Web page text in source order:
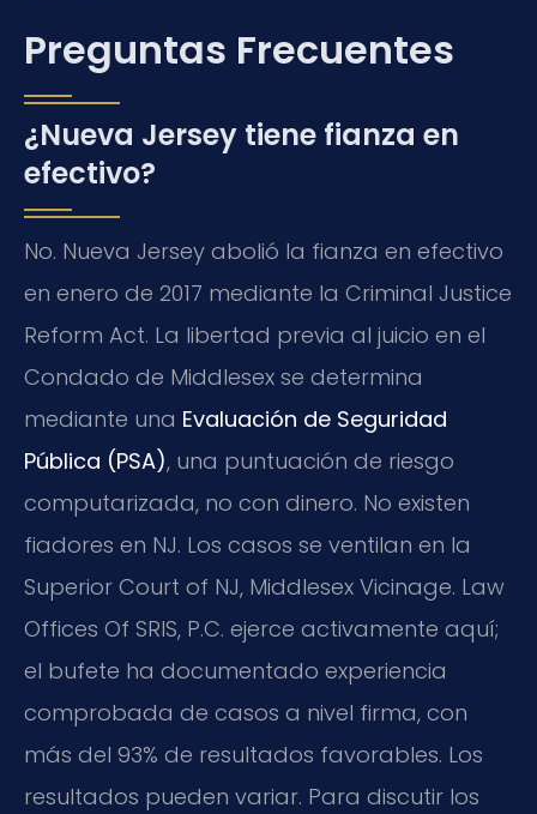
Preguntas Frecuentes
¿Nueva Jersey tiene fianza en
efectivo?
No. Nueva Jersey abolió la fianza en efectivo
en enero de 2017 mediante la Criminal Justice
Reform Act. La libertad previa al juicio en el
Condado de Middlesex se determina
mediante una Evaluación de Seguridad
Pública (PSA), una puntuación de riesgo
computarizada, no con dinero. No existen
fiadores en NJ. Los casos se ventilan en la
Superior Court of NJ, Middlesex Vicinage. Law
Offices Of SRIS, P.C. ejerce activamente aquí;
el bufete ha documentado experiencia
comprobada de casos a nivel firma, con
más del 93% de resultados favorables. Los
resultados pueden variar. Para discutir los